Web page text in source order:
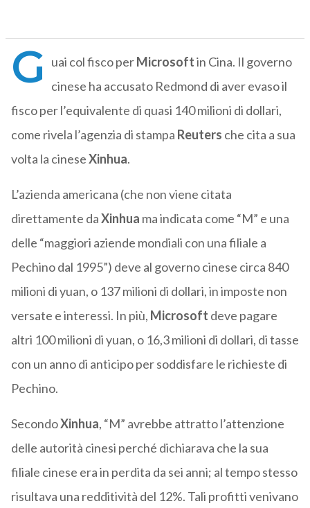
G uai col fisco perMicrosoftin Cina. Il governo
cinese ha accusato Redmond di aver evaso il
fisco per l’equivalente di quasi 140 milioni di dollari,
come rivela l’agenzia di stampa Reuters che cita a sua
volta la cineseXinhua.
L’azienda americana (che non viene citata
direttamente daXinhua ma indicata come “M” e una
delle “maggiori aziende mondiali con una filiale a
Pechino dal 1995”) deve al governo cinese circa 840
milioni di yuan, o 137 milioni di dollari, in imposte non
versate e interessi. In più, Microsoft deve pagare
altri 100 milioni di yuan, o 16,3 milioni di dollari, di tasse
con un anno di anticipo per soddisfare le richieste di
Pechino.
SecondoXinhua, “M” avrebbe attratto l’attenzione
delle autorità cinesi perché dichiarava che la sua
filiale cinese era in perdita da sei anni; al tempo stesso
risultava una redditività del 12%. Tali profitti venivano